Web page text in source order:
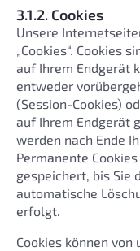
3.1.2. Cookies
Unsere
„Cookies“. Cookies
auf Ihrem Endgerät
entweder
(Session-Cookies)
auf Ihrem Endgerät
werden nach Ende
Permanente
gespeichert, bis Sie
automatische
erfolgt.
Cookies können